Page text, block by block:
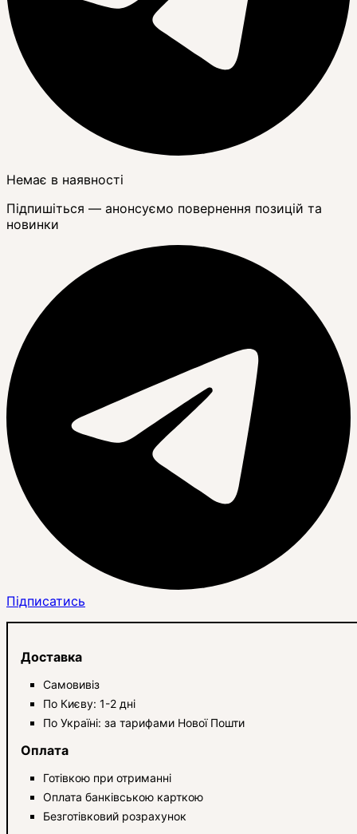
Немає в наявності
Підпишіться — анонсуємо повернення позицій та
новинки
Підписатись
Доставка
Самовивіз
По Києву: 1-2 дні
По Україні: за тарифами Нової Пошти
Оплата
Готівкою при отриманні
Оплата банківською карткою
Безготівковий розрахунок